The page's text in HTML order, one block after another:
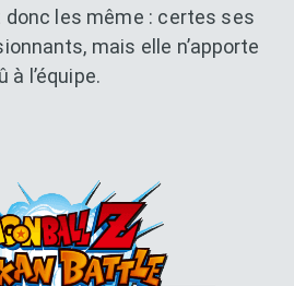
les même : certes ses
mais elle n’apporte
à l’équipe.
Dokkan Essentials x Dragon